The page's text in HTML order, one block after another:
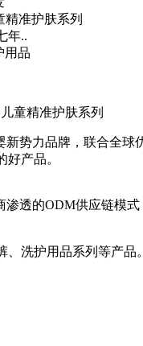
精准护肤系列
年..
用品
童精准护肤系列
势力品牌，联合全球
产品。
渗透的ODM供应链模
洗护用品系列等产品